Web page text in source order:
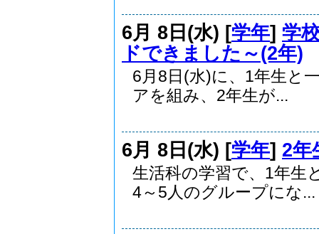
6月 8日(水) [学年] 学
ドできました～(2年)
6月8日(水)に、1年生と
アを組み、2年生が...
6月 8日(水) [学年] 2年
生活科の学習で、1年生
4～5人のグループにな...